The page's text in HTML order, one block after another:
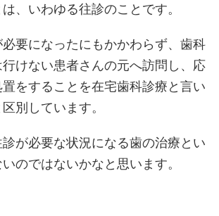
、いわゆる往診のことです。
要になったにもかかわらず、歯科
けない患者さんの元へ訪問し、応
をすることを在宅歯科診療と言い
別しています。
が必要な状況になる歯の治療とい
のではないかなと思います。